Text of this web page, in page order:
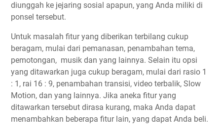
diunggah ke jejaring sosial apapun, yang Anda miliki di
ponsel tersebut.
Untuk masalah fitur yang diberikan terbilang cukup
beragam, mulai dari pemanasan, penambahan tema,
pemotongan, musik dan yang lainnya. Selain itu opsi
yang ditawarkan juga cukup beragam, mulai dari rasio 1
: 1, rai 16 : 9, penambahan transisi, video terbalik, Slow
Motion, dan yang lainnya. Jika aneka fitur yang
ditawarkan tersebut dirasa kurang, maka Anda dapat
menambahkan beberapa fitur lain, yang dapat Anda beli.